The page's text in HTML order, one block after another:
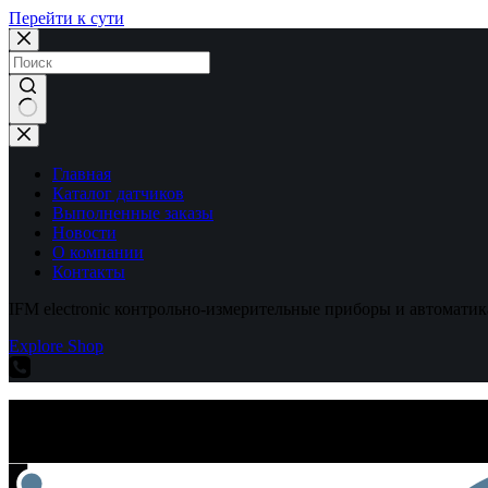
Перейти к сути
Ничего
не
найденоГлавная
Каталог датчиков
Выполненные заказы
Новости
О компании
Контакты
IFM electronic контрольно-измерительные приборы и
Explore Shop